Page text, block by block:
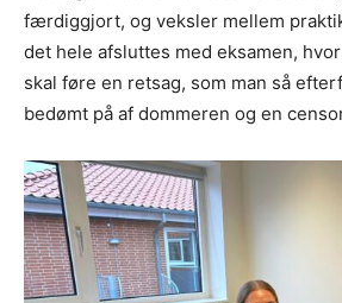
færdiggjort, og veksler mellem
det hele afsluttes med eksamen,
skal føre en retsag, som man så
bedømt på af dommeren og en